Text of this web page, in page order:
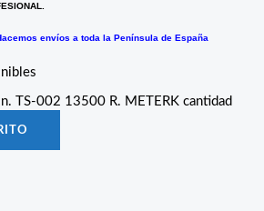
envíos a toda la Península de España
TS-002 13500 R. METERK cantidad